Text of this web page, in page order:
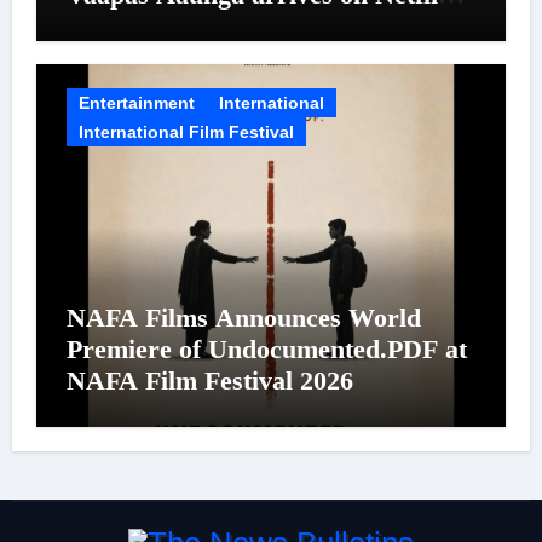
Entertainment
International
International Film Festival
NAFA Films Announces World
Premiere of Undocumented.PDF at
NAFA Film Festival 2026